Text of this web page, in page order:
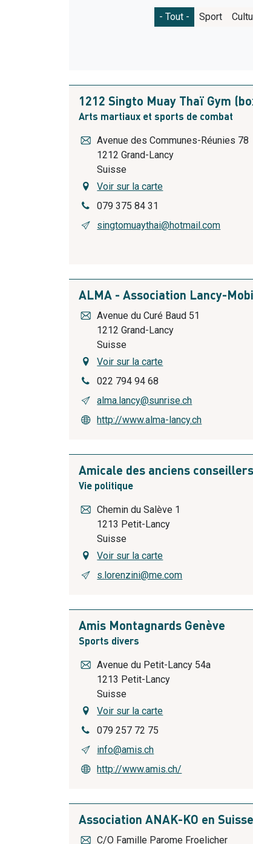
- Tout - Sport
1212 Singto Muay Thaï Gym
Arts martiaux et sports de combat
Avenue des Communes-Réunies 78
1212 Grand-Lancy
Suisse
Voir sur la carte
079 375 84 31
singtomuaythai@hotmail.com
ALMA - Association Lancy-
Avenue du Curé Baud 51
1212 Grand-Lancy
Suisse
Voir sur la carte
022 794 94 68
alma.lancy@sunrise.ch
http://www.alma-lancy.ch
Amicale des anciens
Vie politique
Chemin du Salève 1
1213 Petit-Lancy
Suisse
Voir sur la carte
s.lorenzini@me.com
Amis Montagnards Genève
Sports divers
Avenue du Petit-Lancy 54a
1213 Petit-Lancy
Suisse
Voir sur la carte
079 257 72 75
info@amis.ch
http://www.amis.ch/
Association ANAK-KO en Suisse
C/O Famille Parome Froelicher